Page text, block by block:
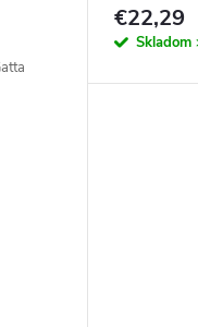
€22,29
Skladom